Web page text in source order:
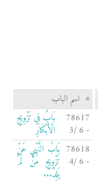
# اسم الباب
78617
- 6 /3
بَابٌ فِي تَزْوِيجِ
الْأَبْكَارِ
78618
- 6 /4
بَابُ النَّهْيِ عَنْ
تَزْوِيجِ مَنْ لَمْ
يَلِدْ...